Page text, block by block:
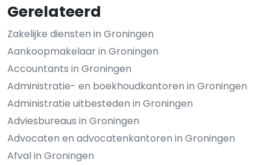
Gerelateerd
Zakelijke diensten in Groningen
Aankoopmakelaar in Groningen
Accountants in Groningen
Administratie- en boekhoudkantoren in Groningen
Administratie uitbesteden in Groningen
Adviesbureaus in Groningen
Advocaten en advocatenkantoren in Groningen
Afval in Groningen